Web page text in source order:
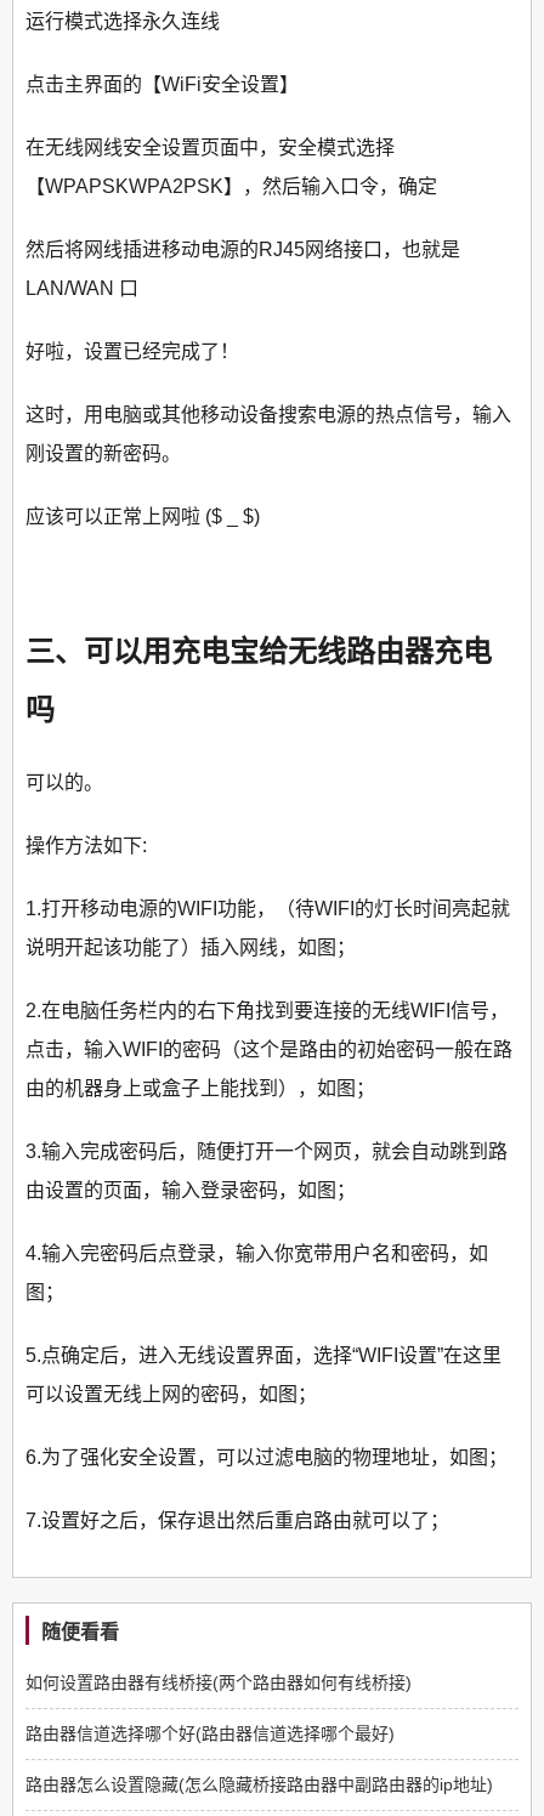
运行模式选择永久连线
点击主界面的【WiFi安全设置】
在无线网线安全设置页面中，安全模式选择
【WPAPSKWPA2PSK】，然后输入口令，确定
然后将网线插进移动电源的RJ45网络接口，也就是
LAN/WAN 口
好啦，设置已经完成了！
这时，用电脑或其他移动设备搜索电源的热点信号，输入
刚设置的新密码。
应该可以正常上网啦 ($ _ $)
三、可以用充电宝给无线路由器充电
吗
可以的。
操作方法如下:
1.打开移动电源的WIFI功能，（待WIFI的灯长时间亮起就
说明开起该功能了）插入网线，如图；
2.在电脑任务栏内的右下角找到要连接的无线WIFI信号，
点击，输入WIFI的密码（这个是路由的初始密码一般在路
由的机器身上或盒子上能找到），如图；
3.输入完成密码后，随便打开一个网页，就会自动跳到路
由设置的页面，输入登录密码，如图；
4.输入完密码后点登录，输入你宽带用户名和密码，如
图；
5.点确定后，进入无线设置界面，选择“WIFI设置”在这里
可以设置无线上网的密码，如图；
6.为了强化安全设置，可以过滤电脑的物理地址，如图；
7.设置好之后，保存退出然后重启路由就可以了；
随便看看
如何设置路由器有线桥接(两个路由器如何有线桥接)
路由器信道选择哪个好(路由器信道选择哪个最好)
路由器怎么设置隐藏(怎么隐藏桥接路由器中副路由器的ip地址)